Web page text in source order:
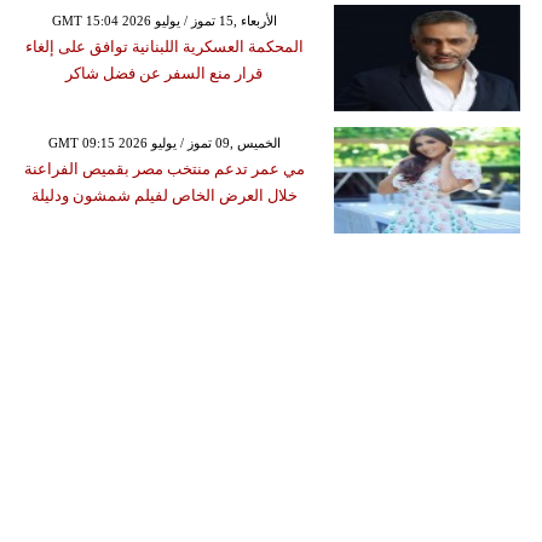
GMT 15:04 2026 الأربعاء ,15 تموز / يوليو
المحكمة العسكرية اللبنانية توافق على إلغاء
قرار منع السفر عن فضل شاكر
GMT 09:15 2026 الخميس ,09 تموز / يوليو
مي عمر تدعم منتخب مصر بقميص الفراعنة
خلال العرض الخاص لفيلم شمشون ودليلة